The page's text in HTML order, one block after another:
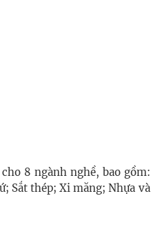
8 ngành nghề, bao gồm:
Sắt thép; Xi măng; Nhựa và